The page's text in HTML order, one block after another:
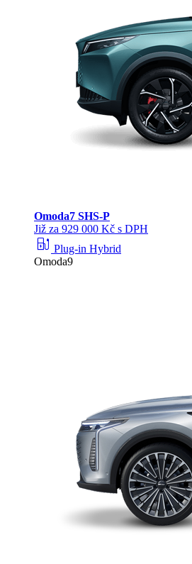
Omoda7 SHS-P
Již za 929 000 Kč s DPH
ev_station Plug-in Hybrid
Omoda9